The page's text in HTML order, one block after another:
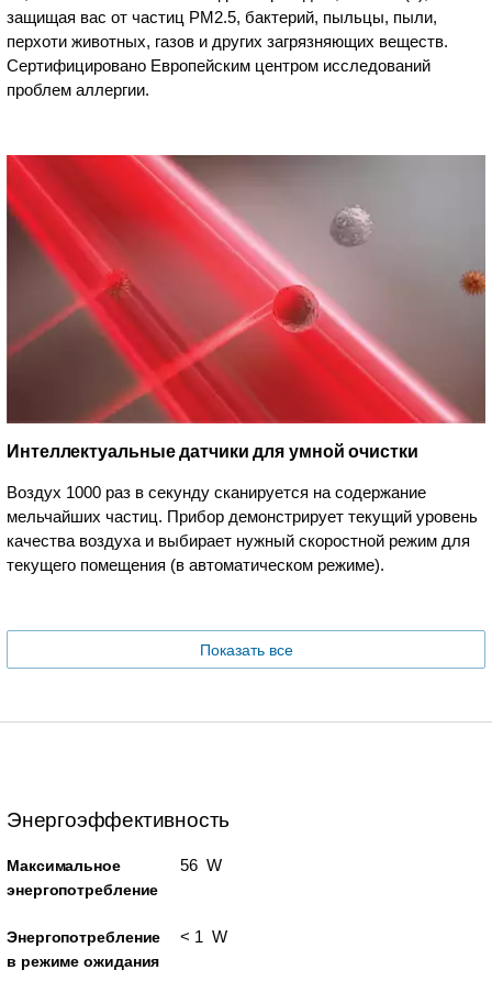
защищая вас от частиц PM2.5, бактерий, пыльцы, пыли,
перхоти животных, газов и других загрязняющих веществ.
Сертифицировано Европейским центром исследований
проблем аллергии.
Интеллектуальные датчики для умной очистки
Воздух 1000 раз в секунду сканируется на содержание
мельчайших частиц. Прибор демонстрирует текущий уровень
качества воздуха и выбирает нужный скоростной режим для
текущего помещения (в автоматическом режиме).
Показать все
Энергоэффективность
Максимальное
энергопотребление
56 W
Энергопотребление
в режиме ожидания
< 1 W